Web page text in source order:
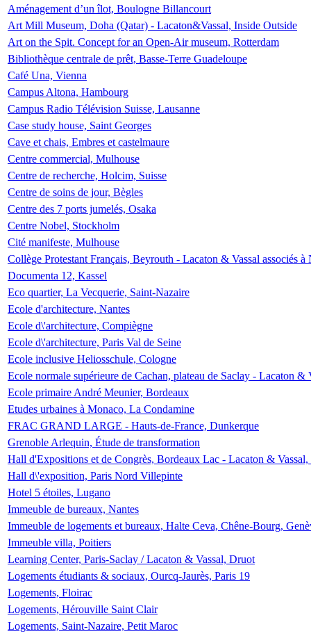
Aménagement d’un îlot, Boulogne Billancourt
Art Mill Museum, Doha (Qatar) - Lacaton&Vassal, Inside Outside
Art on the Spit. Concept for an Open-Air museum, Rotterdam
Bibliothèque centrale de prêt, Basse-Terre Guadeloupe
Café Una, Vienna
Campus Altona, Hambourg
Campus Radio Télévision Suisse, Lausanne
Case study house, Saint Georges
Cave et chais, Embres et castelmaure
Centre commercial, Mulhouse
Centre de recherche, Holcim, Suisse
Centre de soins de jour, Bègles
Centre des 7 ports jumelés, Osaka
Centre Nobel, Stockholm
Cité manifeste, Mulhouse
Collège Protestant Français, Beyrouth - Lacaton & Vassal associés
Documenta 12, Kassel
Eco quartier, La Vecquerie, Saint-Nazaire
Ecole d'architecture, Nantes
Ecole d\'architecture, Compiègne
Ecole d\'architecture, Paris Val de Seine
Ecole inclusive Heliosschule, Cologne
Ecole normale supérieure de Cachan, plateau de Saclay - Lacaton &
Ecole primaire André Meunier, Bordeaux
Etudes urbaines à Monaco, La Condamine
FRAC GRAND LARGE - Hauts-de-France, Dunkerque
Grenoble Arlequin, Étude de transformation
Hall d'Expositions et de Congrès, Bordeaux Lac - Lacaton &
Hall d\'exposition, Paris Nord Villepinte
Hotel 5 étoiles, Lugano
Immeuble de bureaux, Nantes
Immeuble de logements et bureaux, Halte Ceva, Chêne-Bourg,
Immeuble villa, Poitiers
Learning Center, Paris-Saclay / Lacaton & Vassal, Druot
Logements étudiants & sociaux, Ourcq-Jaurès, Paris 19
Logements, Floirac
Logements, Hérouville Saint Clair
Logements, Saint-Nazaire, Petit Maroc